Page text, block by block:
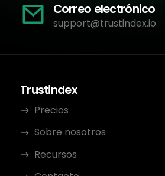
Correo electrónico
support@trustindex.io
Trustindex
Precios
Sobre nosotros
Recursos